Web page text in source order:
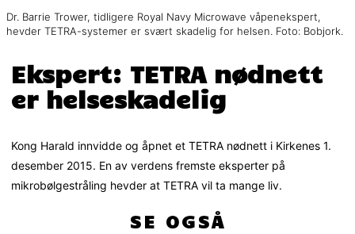
Dr. Barrie Trower, tidligere Royal Navy Microwave våpenekspert,
hevder TETRA-systemer er svært skadelig for helsen. Foto: Bobjork.
Ekspert: TETRA nødnett
er helseskadelig
Kong Harald innvidde og åpnet et TETRA nødnett i Kirkenes 1.
desember 2015. En av verdens fremste eksperter på
mikrobølgestråling hevder at TETRA vil ta mange liv.
SE OGSÅ